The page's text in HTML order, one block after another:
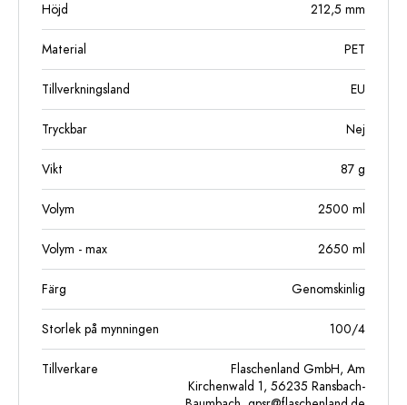
Höjd 212,5 mm
Material PET
Tillverkningsland EU
Tryckbar Nej
Vikt 87 g
Volym 2500 ml
Volym - max 2650 ml
Färg Genomskinlig
Storlek på mynningen 100/4
Tillverkare
Flaschenland GmbH, Am
Kirchenwald 1, 56235 Ransbach-